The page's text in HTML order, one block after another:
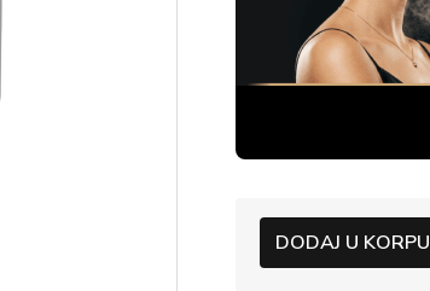
DODAJ U KORPU